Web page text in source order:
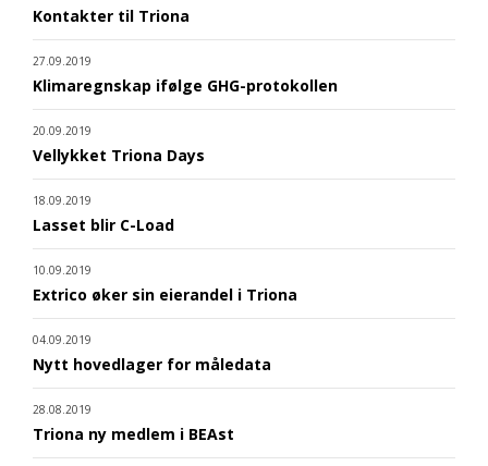
Kontakter til Triona
27.09.2019
Klimaregnskap ifølge GHG-protokollen
20.09.2019
Vellykket Triona Days
18.09.2019
Lasset blir C-Load
10.09.2019
Extrico øker sin eierandel i Triona
04.09.2019
Nytt hovedlager for måledata
28.08.2019
Triona ny medlem i BEAst